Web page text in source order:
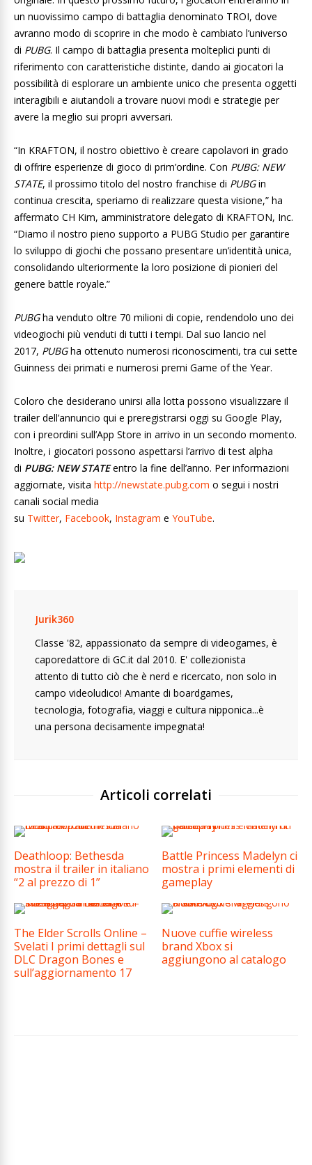
un nuovissimo campo di battaglia denominato TROI, dove
avranno modo di scoprire in che modo è cambiato l’universo
di PUBG. Il campo di battaglia presenta molteplici punti di
riferimento con caratteristiche distinte, dando ai giocatori la
possibilità di esplorare un ambiente unico che presenta oggetti
interagibili e aiutandoli a trovare nuovi modi e strategie per
avere la meglio sui propri avversari.
“In KRAFTON, il nostro obiettivo è creare capolavori in grado
di offrire esperienze di gioco di prim’ordine. Con PUBG: NEW
STATE, il prossimo titolo del nostro franchise di PUBGin
continua crescita, speriamo di realizzare questa visione,” ha
affermato CH Kim, amministratore delegato di KRAFTON, Inc.
“Diamo il nostro pieno supporto a PUBG Studio per garantire
lo sviluppo di giochi che possano presentare un’identità unica,
consolidando ulteriormente la loro posizione di pionieri del
genere battle royale.”
PUBGha venduto oltre 70 milioni di copie, rendendolo uno dei
videogiochi più venduti di tutti i tempi. Dal suo lancio nel
2017, PUBGha ottenuto numerosi riconoscimenti, tra cui sette
Guinness dei primati e numerosi premi Game of the Year.
Coloro che desiderano unirsi alla lotta possono visualizzare il
trailer dell’annuncio qui e preregistrarsi oggi su Google Play,
con i preordini sull’App Store in arrivo in un secondo momento.
Inoltre, i giocatori possono aspettarsi l’arrivo di test alpha
di PUBG: NEW STATEentro la fine dell’anno. Per informazioni
aggiornate, visita http://newstate.pubg.com o segui i nostri
canali social media
su Twitter, Facebook, Instagram e YouTube.
Jurik360
Classe '82, appassionato da sempre di videogames, è
caporedattore di GC.it dal 2010. E' collezionista
attento di tutto ciò che è nerd e ricercato, non solo in
campo videoludico! Amante di boardgames,
tecnologia, fotografia, viaggi e cultura nipponica...è
una persona decisamente impegnata!
Articoli correlati
Deathloop: Bethesda
mostra il trailer in italiano
“2 al prezzo di 1”
Battle Princess Madelyn ci
mostra i primi elementi di
gameplay
The Elder Scrolls Online –
Svelati I primi dettagli sul
DLC Dragon Bones e
sull’aggiornamento 17
Nuove cuffie wireless
brand Xbox si
aggiungono al catalogo